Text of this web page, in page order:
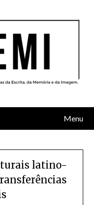
Menu
latino-